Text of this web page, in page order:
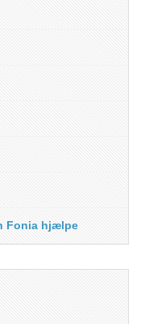
Fonia hjælpe